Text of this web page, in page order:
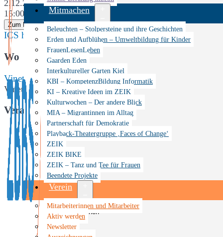
Mitmachen
Menü
Beleuchten – Stolpersteine und ihre Geschichten
Erden und Aufblühen – Umweltbildung für Kinder
FrauenLesenLeben
Gaarden Eden
Interkultureller Garten Kiel
KBI – KompetenzBildung Informatik
KI – Kreative Ideen im ZEIK
Kulturwochen – Der andere Blick
MIA – Migrantinnen im Alltag
Partnerschaft für Demokratie
Playback-Theatergruppe ‚Faces of Change‘
ZEIK
ZEIK BIKE
ZEIK – Tanz und Tee für Frauen
Beendete Projekte
Verein
Menü
öffnen
Mitarbeiterinnen und Mitarbeiter
Aktiv werden
Newsletter
2.12.2024
15:00 - 18:00
Zum Kalender hinzufügen
ICS herunterladen Google Kalender iCalendar Office 365
Wo
Vinetaplatz
Vinetaplatz, Kiel, Schleswig-Holstein, 24143
Veranstaltungstyp
ZEIK